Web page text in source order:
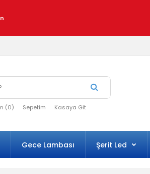
(0) Sepetim Kasaya Git
Gece Lambası Şerit Led